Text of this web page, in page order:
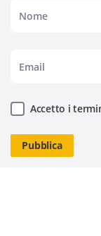
Accetto i